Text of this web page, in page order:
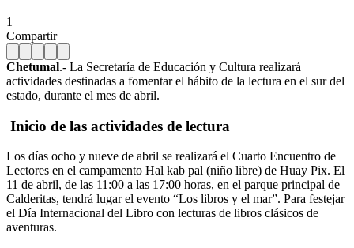
1
Compartir
Chetumal.- La Secretaría de Educación y Cultura realizará
actividades destinadas a fomentar el hábito de la lectura en el sur del
estado, durante el mes de abril.
Inicio de las actividades de lectura
Los días ocho y nueve de abril se realizará el Cuarto Encuentro de
Lectores en el campamento Hal kab pal (niño libre) de Huay Pix. El
11 de abril, de las 11:00 a las 17:00 horas, en el parque principal de
Calderitas, tendrá lugar el evento “Los libros y el mar”. Para festejar
el Día Internacional del Libro con lecturas de libros clásicos de
aventuras.